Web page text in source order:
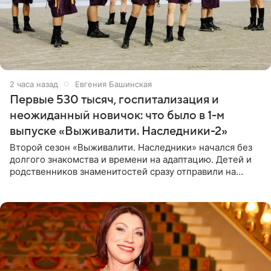
2 часа назад Евгения Башинская
Первые 530 тысяч, госпитализация и
неожиданный новичок: что было в 1-м
выпуске «Выживалити. Наследники-2»
Второй сезон «Выживалити. Наследники» начался без
долгого знакомства и времени на адаптацию. Детей и
родственников знаменитостей сразу отправили на